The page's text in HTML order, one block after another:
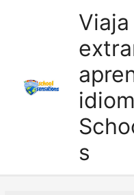
Viaja
s